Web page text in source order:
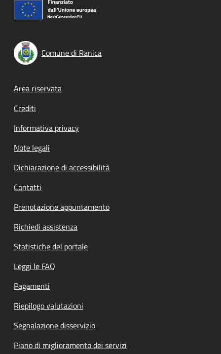
Comune di Ranica
Footer menu
Area riservata
Crediti
Informativa privacy
Note legali
Dichiarazione di accessibilità
Contatti
Prenotazione appuntamento
Richiedi assistenza
Statistiche del portale
Leggi le FAQ
Pagamenti
Riepilogo valutazioni
Segnalazione disservizio
Piano di miglioramento dei servizi